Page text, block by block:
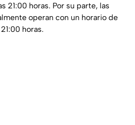
21:00 horas. Por su parte, las
operan con un horario de
horas.